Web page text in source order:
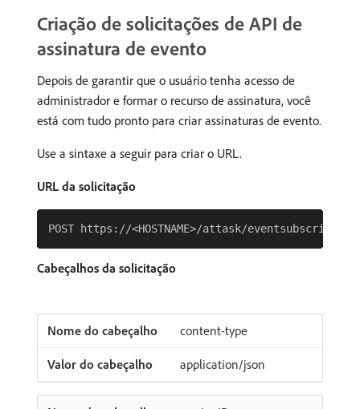
Criação de solicitações de API de
assinatura de evento
Depois de garantir que o usuário tenha acesso de
administrador e formar o recurso de assinatura, você
está com tudo pronto para criar assinaturas de evento.
Use a sintaxe a seguir para criar o URL.
URL da solicitação
Cabeçalhos da solicitação
content-type
application/json